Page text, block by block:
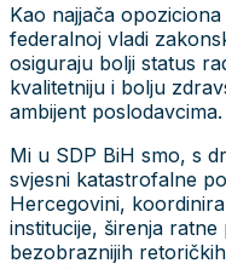
Kao najjača
federalnoj vladi
osiguraju bolji status
kvalitetniju i bolju
ambijent poslodavcima.
Mi u SDP BiH smo, s
svjesni katastrofalne
Hercegovini,
institucije, širenja ratne
bezobraznijih